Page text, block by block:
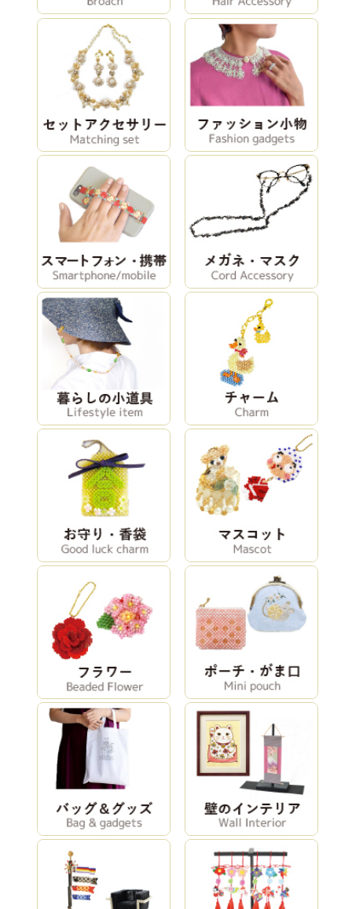
こんぺいとうネ
ックレス
（YELLOW）
【学ブレスキッ
ト Lesson4】ス
パイラル …
ひょっとこ
ハロウィン
No.54 タンゴ(ク
ロネコ)
ペヨーテステッ
チで作るカード
ケースキット(デ
…
デリカビーズと
パールで作るつ
け襟(クリーム)
ゴッホ/星月夜
(キットのみ)
モネ/睡蓮(キッ
トのみ)